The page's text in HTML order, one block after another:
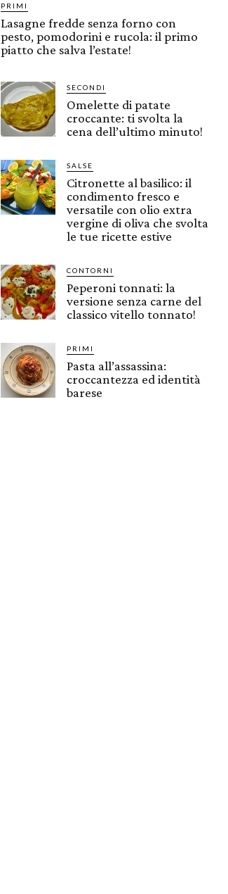
PRIMI
Lasagne fredde senza forno con
pesto, pomodorini e rucola: il primo
piatto che salva l’estate!
SECONDI
Omelette di patate
croccante: ti svolta la
cena dell’ultimo minuto!
SALSE
Citronette al basilico: il
condimento fresco e
versatile con olio extra
vergine di oliva che svolta
le tue ricette estive
CONTORNI
Peperoni tonnati: la
versione senza carne del
classico vitello tonnato!
PRIMI
Pasta all’assassina:
croccantezza ed identità
barese